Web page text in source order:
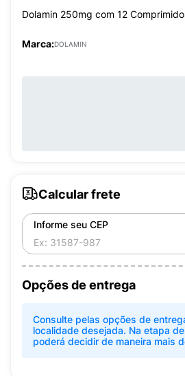
Dolamin 250mg com 12
Marca:DOLAMIN
Calcular frete
Informe seu CEP
Opções de entrega
Consulte pelas opções de
localidade desejada. Na etapa
poderá decidir de maneira mais